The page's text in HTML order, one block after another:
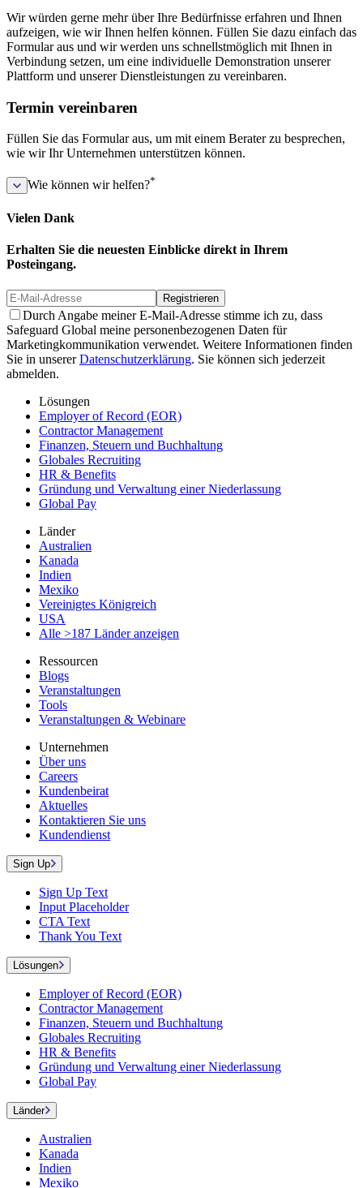
Wir würden gerne mehr über Ihre Bedürfnisse erfahren und Ihnen
aufzeigen, wie wir Ihnen helfen können. Füllen Sie dazu einfach das
Formular aus und wir werden uns schnellstmöglich mit Ihnen in
Verbindung setzen, um eine individuelle Demonstration unserer
Plattform und unserer Dienstleistungen zu vereinbaren.
Termin vereinbaren
Füllen Sie das Formular aus, um mit einem Berater zu besprechen,
wie wir Ihr Unternehmen unterstützen können.
Wie können wir helfen?*
Vielen Dank
Erhalten Sie die neuesten Einblicke direkt in Ihrem
Posteingang.
Registrieren
Durch Angabe meiner E-Mail-Adresse stimme ich zu, dass
Safeguard Global meine personenbezogenen Daten für
Marketingkommunikation verwendet. Weitere Informationen finden
Sie in unsererDatenschutzerklärung. Sie können sich jederzeit
abmelden.
Lösungen
Employer of Record (EOR)
Contractor Management
Finanzen, Steuern und Buchhaltung
Globales Recruiting
HR & Benefits
Gründung und Verwaltung einer Niederlassung
Global Pay
Länder
Australien
Kanada
Indien
Mexiko
Vereinigtes Königreich
USA
Alle >187 Länder anzeigen
Ressourcen
Blogs
Veranstaltungen
Tools
Veranstaltungen & Webinare
Unternehmen
Über uns
Careers
Kundenbeirat
Aktuelles
Kontaktieren Sie uns
Kundendienst
Sign Up
Sign Up Text
Input Placeholder
CTA Text
Thank You Text
Lösungen
Employer of Record (EOR)
Contractor Management
Finanzen, Steuern und Buchhaltung
Globales Recruiting
HR & Benefits
Gründung und Verwaltung einer Niederlassung
Global Pay
Länder
Australien
Kanada
Indien
Mexiko